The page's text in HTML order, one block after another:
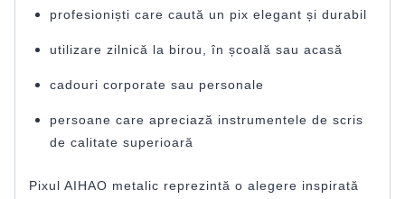
profesioniști care caută un pix elegant și durabil
utilizare zilnică la birou, în școală sau acasă
cadouri corporate sau personale
persoane care apreciază instrumentele de scris
de calitate superioară
Pixul AIHAO metalic reprezintă o alegere inspirată